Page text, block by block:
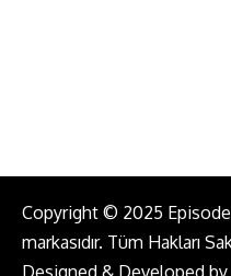
Copyright © 2025
markasıdır. Tüm Hakları
Designed & Developed by